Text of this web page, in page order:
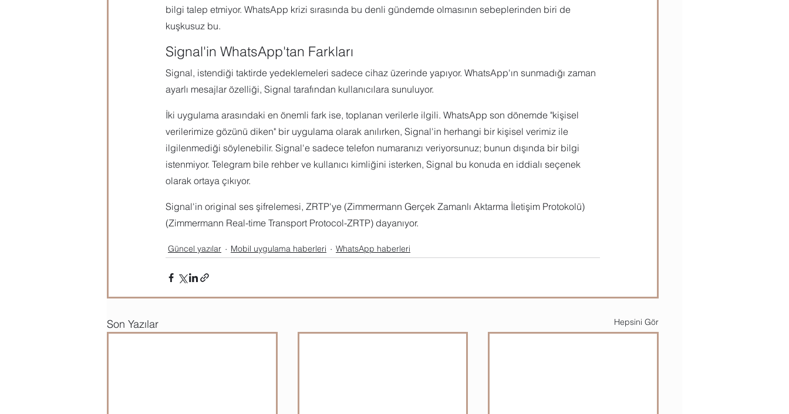
bilgi talep etmiyor. WhatsApp krizi sırasında bu denli gündemde olmasının sebeplerinden biri de
kuşkusuz bu.
Signal'in WhatsApp'tan Farkları
Signal, istendiği taktirde yedeklemeleri sadece cihaz üzerinde yapıyor. WhatsApp'ın sunmadığı zaman
ayarlı mesajlar özelliği, Signal tarafından kullanıcılara sunuluyor.
İki uygulama arasındaki en önemli fark ise, toplanan verilerle ilgili. WhatsApp son dönemde "kişisel
verilerimize gözünü diken" bir uygulama olarak anılırken, Signal'in herhangi bir kişisel verimiz ile
ilgilenmediği söylenebilir. Signal'e sadece telefon numaranızı veriyorsunuz; bunun dışında bir bilgi
istenmiyor. Telegram bile rehber ve kullanıcı kimliğini isterken, Signal bu konuda en iddialı seçenek
olarak ortaya çıkıyor.
Signal'in original ses şifrelemesi, ZRTP'ye (Zimmermann Gerçek Zamanlı Aktarma İletişim Protokolü)
(Zimmermann Real-time Transport Protocol-ZRTP) dayanıyor.
Güncel yazılar Mobil uygulama haberleri WhatsApp haberleri
Son Yazılar Hepsini Gör